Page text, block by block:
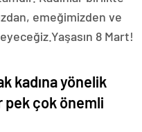
emeğimizden ve
8 Mart!
kadına yönelik
pek çok önemli